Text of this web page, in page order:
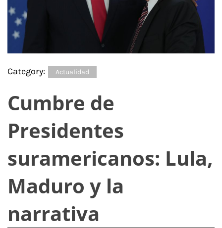
Category: Actualidad
Cumbre de
Presidentes
suramericanos: Lula,
Maduro y la
narrativa